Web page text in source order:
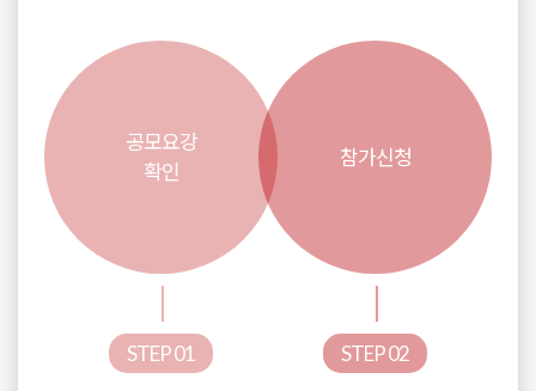
공모요강
확인
STEP 01
참가신청
STEP 02